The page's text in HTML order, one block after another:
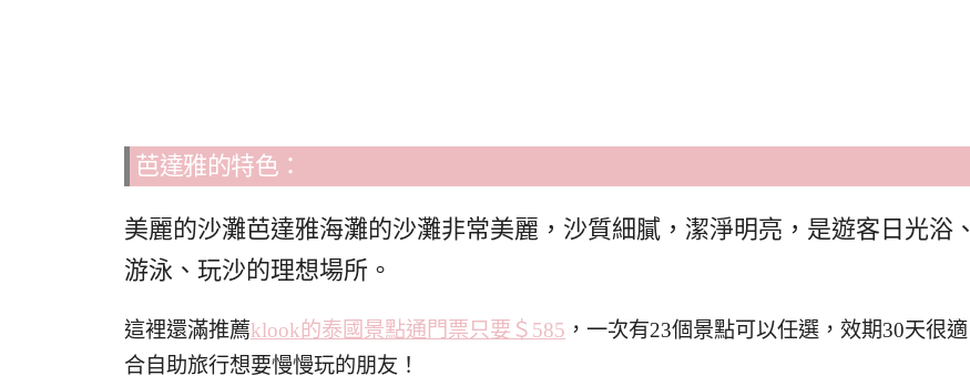
芭達雅的特色：
美麗的沙灘芭達雅海灘的沙灘非常美麗，沙質細膩，潔淨明亮，是遊客日光浴、
游泳、玩沙的理想場所。
這裡還滿推薦klook的泰國景點通門票只要＄585 ，一次有23個景點可以任選，效期30天很適
合自助旅行想要慢慢玩的朋友！